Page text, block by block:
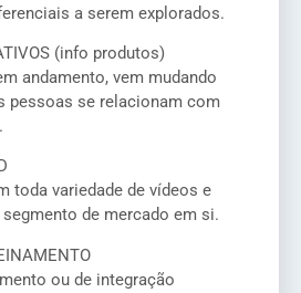
a serem explorados.
(info produtos)
andamento, vem mudando
pessoas se relacionam com
toda variedade de vídeos e
de mercado em si.
ou de integração